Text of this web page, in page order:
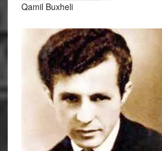
Qamil Buxheli